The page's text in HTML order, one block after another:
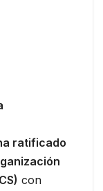
ratificado
con